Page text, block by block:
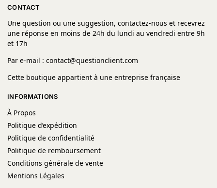
CONTACT
Une question ou une suggestion, contactez-nous et recevrez
une réponse en moins de 24h du lundi au vendredi entre 9h
et 17h
Par e-mail : contact@questionclient.com
Cette boutique appartient à une entreprise française
INFORMATIONS
À Propos
Politique d’expédition
Politique de confidentialité
Politique de remboursement
Conditions générale de vente
Mentions Légales